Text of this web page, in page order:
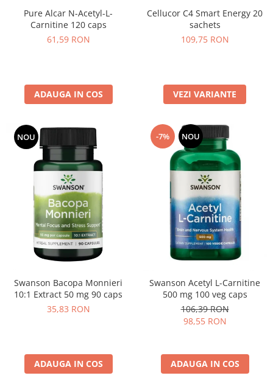
Pure Alcar N-Acetyl-L-
Carnitine 120 caps
61,59 RON
ADAUGA IN COS
Cellucor C4 Smart Energy 20
sachets
109,75 RON
VEZI VARIANTE
NOU
Swanson Bacopa Monnieri
10:1 Extract 50 mg 90 caps
35,83 RON
ADAUGA IN COS
-7% NOU
Swanson Acetyl L-Carnitine
500 mg 100 veg caps
106,39 RON
98,55 RON
ADAUGA IN COS